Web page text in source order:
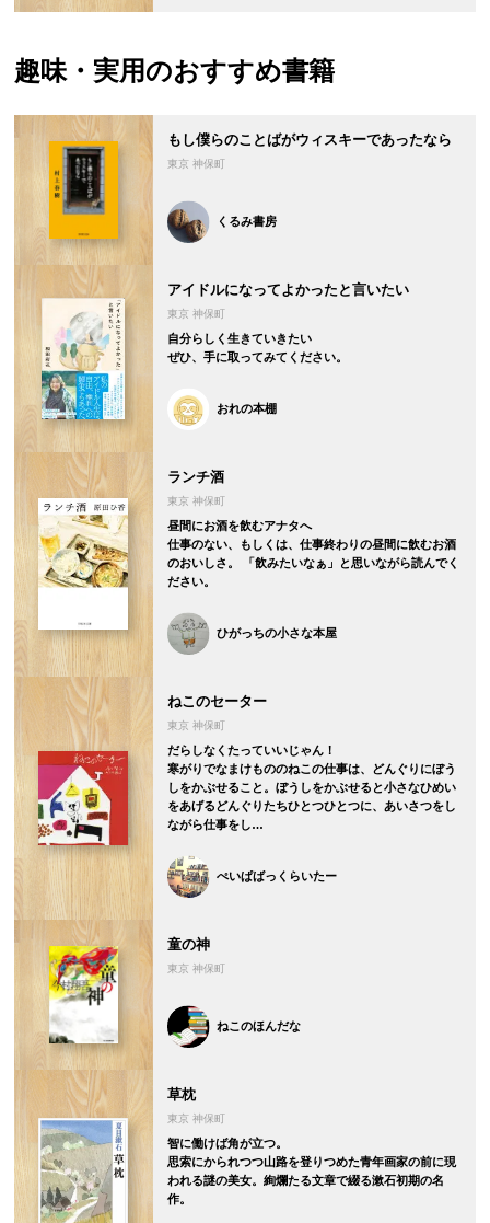
趣味・実用のおすすめ書籍
もし僕らのことばがウィスキーであったなら
東京 神保町
くるみ書房
アイドルになってよかったと言いたい
東京 神保町
自分らしく生きていきたい
ぜひ、手に取ってみてください。
おれの本棚
ランチ酒
東京 神保町
昼間にお酒を飲むアナタへ
仕事のない、もしくは、仕事終わりの昼間に飲むお酒
のおいしさ。 「飲みたいなぁ」と思いながら読んでく
ださい。
ひがっちの小さな本屋
ねこのセーター
東京 神保町
だらしなくたっていいじゃん！
寒がりでなまけもののねこの仕事は、どんぐりにぼう
しをかぶせること。ぼうしをかぶせると小さなひめい
をあげるどんぐりたちひとつひとつに、あいさつをし
ながら仕事をし…
ぺいぱばっくらいたー
童の神
東京 神保町
ねこのほんだな
草枕
東京 神保町
智に働けば角が立つ。
思索にかられつつ山路を登りつめた青年画家の前に現
われる謎の美女。絢爛たる文章で綴る漱石初期の名
作。